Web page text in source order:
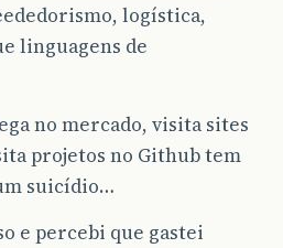
logística,
linguagens de
no mercado, visita sites
projetos no Github tem
suicídio…
e percebi que gastei